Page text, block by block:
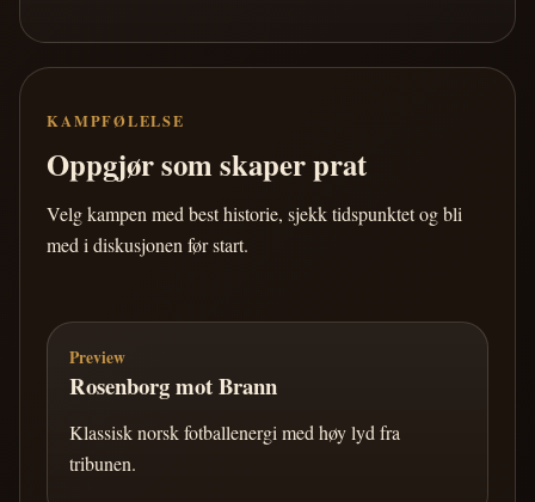
KAMPFØLELSE
Oppgjør som skaper prat
Velg kampen med best historie, sjekk tidspunktet og bli
med i diskusjonen før start.
Preview
Rosenborg mot Brann
Klassisk norsk fotballenergi med høy lyd fra
tribunen.